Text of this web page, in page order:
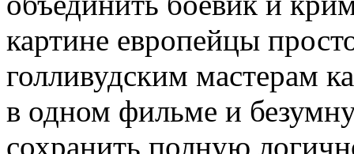
картине европейцы
голливудским мастерам
в одном фильме и
сохранить полную